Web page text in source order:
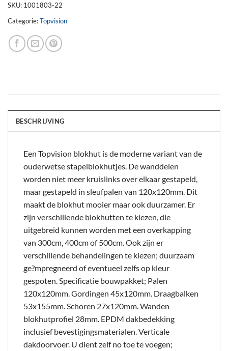
SKU: 1001803-22
Categorie:Topvision
BESCHRIJVING
Een Topvision blokhut is de moderne variant van de
ouderwetse stapelblokhutjes. De wanddelen
worden niet meer kruislinks over elkaar gestapeld,
maar gestapeld in sleufpalen van 120x120mm. Dit
maakt de blokhut mooier maar ook duurzamer. Er
zijn verschillende blokhutten te kiezen, die
uitgebreid kunnen worden met een overkapping
van 300cm, 400cm of 500cm. Ook zijn er
verschillende behandelingen te kiezen; duurzaam
ge?mpregneerd of eventueel zelfs op kleur
gespoten. Specificatie bouwpakket; Palen
120x120mm. Gordingen 45x120mm. Draagbalken
53x155mm. Schoren 27x120mm. Wanden
blokhutprofiel 28mm. EPDM dakbedekking
inclusief bevestigingsmaterialen. Verticale
dakdoorvoer. U dient zelf no toe te voegen;